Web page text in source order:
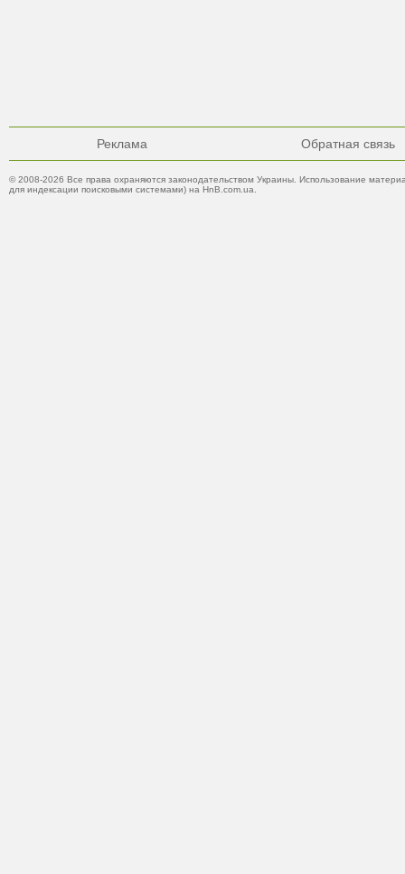
Реклама Обратная связь
© 2008-2026 Все права охраняются законодательством Украины. Использование
для индексации поисковыми системами) на HnB.com.ua.